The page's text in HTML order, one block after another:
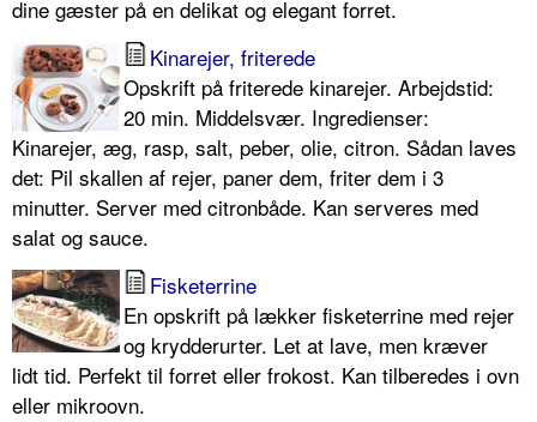
dine gæster på en delikat og elegant forret.
Kinarejer, friterede
Opskrift på friterede kinarejer. Arbejdstid:
20 min. Middelsvær. Ingredienser:
Kinarejer, æg, rasp, salt, peber, olie, citron. Sådan laves
det: Pil skallen af rejer, paner dem, friter dem i 3
minutter. Server med citronbåde. Kan serveres med
salat og sauce.
Fisketerrine
En opskrift på lækker fisketerrine med rejer
og krydderurter. Let at lave, men kræver
lidt tid. Perfekt til forret eller frokost. Kan tilberedes i ovn
eller mikroovn.